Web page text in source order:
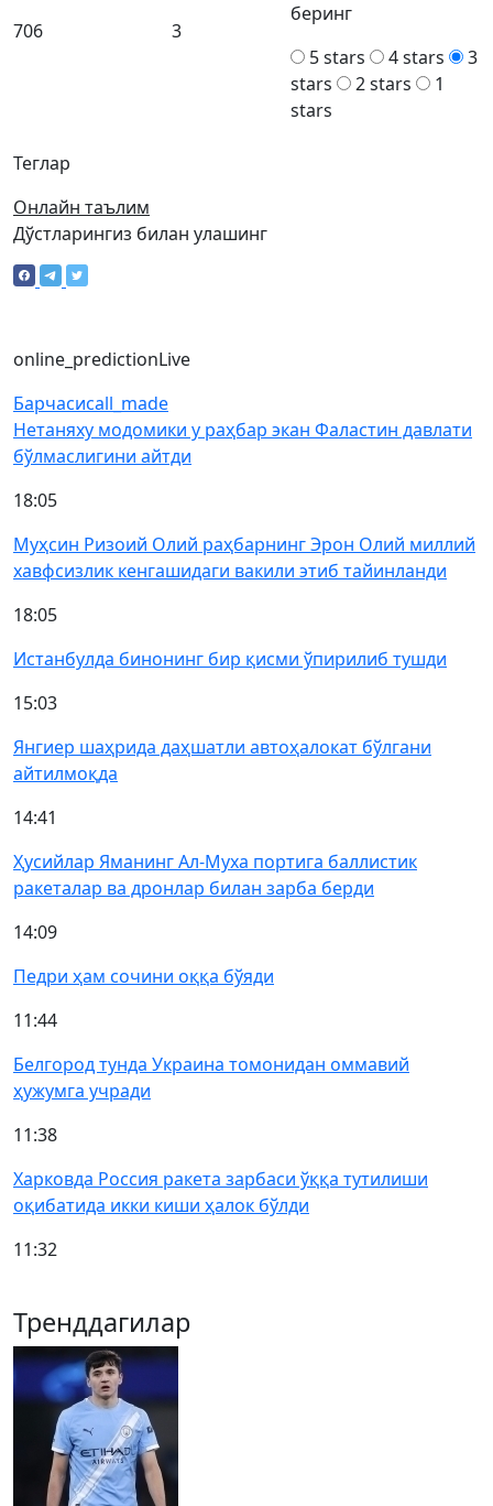
Теглар
Онлайн таълим
706
3
беринг
5 stars
4 stars
3
stars
2 stars
1
stars
Дўстларингиз билан улашинг
online_predictionLive
Барчасиcall_made
Нетаняху модомики у раҳбар экан Фаластин давлати
бўлмаслигини айтди
18:05
Муҳсин Ризоий Олий раҳбарнинг Эрон Олий миллий
хавфсизлик кенгашидаги вакили этиб тайинланди
18:05
Истанбулда бинонинг бир қисми ўпирилиб тушди
15:03
Янгиер шаҳрида даҳшатли автоҳалокат бўлгани
айтилмоқда
14:41
Ҳусийлар Яманинг Ал-Муха портига баллистик
ракеталар ва дронлар билан зарба берди
14:09
Педри ҳам сочини оққа бўяди
11:44
Белгород тунда Украина томонидан оммавий
ҳужумга учради
11:38
Харковда Россия ракета зарбаси ўққа тутилиши
оқибатида икки киши ҳалок бўлди
11:32
Тренддагилар